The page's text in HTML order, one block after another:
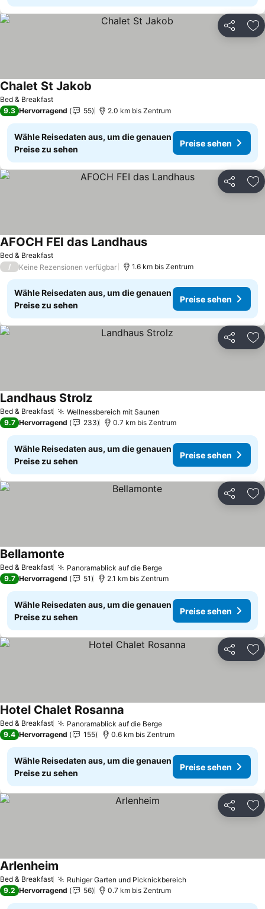
Teilen
Bed & Breakfast
Chalet St Jakob
9.3 Hervorragend 55 2.0 km bis Zentrum
Wähle Reisedaten aus, um die genauen
Preise zu sehen
Preise sehen
Teilen
Bed & Breakfast
AFOCH FEI das Landhaus
/ Keine Rezensionen verfügbar 1.6 km bis Zentrum
Wähle Reisedaten aus, um die genauen
Preise zu sehen
Preise sehen
Teilen
Bed & Breakfast Wellnessbereich mit Saunen
Landhaus Strolz
9.7 Hervorragend 233 0.7 km bis Zentrum
Wähle Reisedaten aus, um die genauen
Preise zu sehen
Preise sehen
Teilen
Bed & Breakfast Panoramablick auf die Berge
Bellamonte
9.7 Hervorragend 51 2.1 km bis Zentrum
Wähle Reisedaten aus, um die genauen
Preise zu sehen
Preise sehen
Teilen
Bed & Breakfast Panoramablick auf die Berge
Hotel Chalet Rosanna
9.4 Hervorragend 155 0.6 km bis Zentrum
Wähle Reisedaten aus, um die genauen
Preise zu sehen
Preise sehen
Teilen
Bed & Breakfast Ruhiger Garten und Picknickbereich
Arlenheim
9.2 Hervorragend 56 0.7 km bis Zentrum